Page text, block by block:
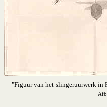
"Figuur van het slingeruurwerk in
Afb.